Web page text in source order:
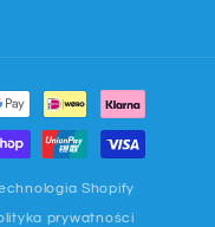
Shopify
prywatności